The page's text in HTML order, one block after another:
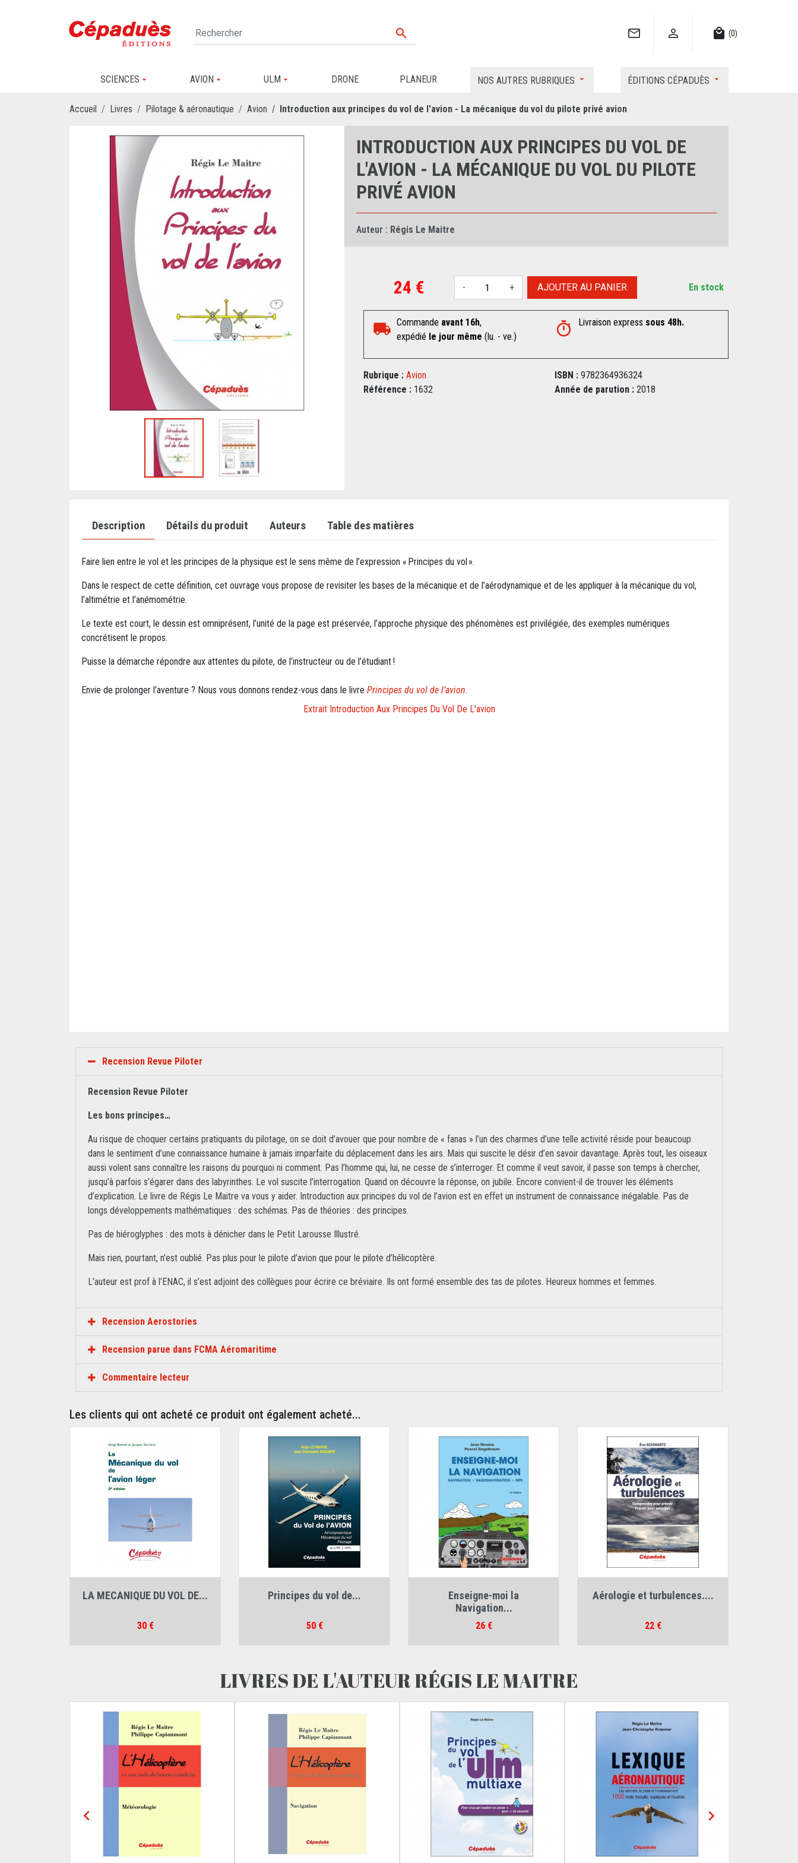
   local_mall (0)
SCIENCES AVION ULM DRONE PLANEUR NOS AUTRES RUBRIQUES ÉDITIONS CÉPADUÈS
Accueil Livres Pilotage & aéronautique Avion Introduction aux principes du vol de l'avion - La mécanique du vol du pilote privé avion
INTRODUCTION AUX PRINCIPES DU VOL DE
L'AVION - LA MÉCANIQUE DU VOL DU PILOTE
PRIVÉ AVION
Auteur : Régis Le Maitre
24 € - + AJOUTER AU PANIER En stock
Commande avant 16h,
expédié le jour même (lu. - ve.)
Livraison express sous 48h.
Rubrique : Avion ISBN : 9782364936324
Référence :1632 Année de parution : 2018
Description Détails du produit Auteurs Table des matières
Faire lien entre le vol et les principes de la physique est le sens même de l’expression « Principes du vol ».
Dans le respect de cette définition, cet ouvrage vous propose de revisiter les bases de la mécanique et de l’aérodynamique et de les appliquer à la mécanique du vol,
l’altimétrie et l’anémométrie.
Le texte est court, le dessin est omniprésent, l’unité de la page est préservée, l’approche physique des phénomènes est privilégiée, des exemples numériques
concrétisent le propos.
Puisse la démarche répondre aux attentes du pilote, de l’instructeur ou de l’étudiant !
Envie de prolonger l’aventure ? Nous vous donnons rendez-vous dans le livre Principes du vol de l’avion.
Extrait Introduction Aux Principes Du Vol De L'avion
Recension Revue Piloter
Recension Revue Piloter
Les bons principes…
Au risque de choquer certains pratiquants du pilotage, on se doit d’avouer que pour nombre de « fanas » l’un des charmes d’une telle activité réside pour beaucoup
dans le sentiment d’une connaissance humaine à jamais imparfaite du déplacement dans les airs. Mais qui suscite le désir d’en savoir davantage. Après tout, les oiseaux
aussi volent sans connaître les raisons du pourquoi ni comment. Pas l’homme qui, lui, ne cesse de s’interroger. Et comme il veut savoir, il passe son temps à chercher,
jusqu’à parfois s’égarer dans des labyrinthes. Le vol suscite l’interrogation. Quand on découvre la réponse, on jubile. Encore convient-il de trouver les éléments
d’explication. Le livre de Régis Le Maitre va vous y aider. Introduction aux principes du vol de l’avion est en effet un instrument de connaissance inégalable. Pas de
longs développements mathématiques : des schémas. Pas de théories : des principes.
Pas de hiéroglyphes : des mots à dénicher dans le Petit Larousse Illustré.
Mais rien, pourtant, n’est oublié. Pas plus pour le pilote d’avion que pour le pilote d’hélicoptère.
L’auteur est prof à l’ENAC, il s’est adjoint des collègues pour écrire ce bréviaire. Ils ont formé ensemble des tas de pilotes. Heureux hommes et femmes.
Recension Aerostories
Recension parue dans FCMA Aéromaritime
Commentaire lecteur
Les clients qui ont acheté ce produit ont également acheté...
LA MECANIQUE DU VOL DE...
Prix
30 €
Régis Le Maitre, Jean-Christophe Kraemer
Principes du vol de...
Prix
50 €
Enseigne-moi la
Navigation...
Prix
26 €
Aérologie et turbulences....
Prix
22 €
LIVRES DE L'AUTEUR RÉGIS LE MAITRE
 